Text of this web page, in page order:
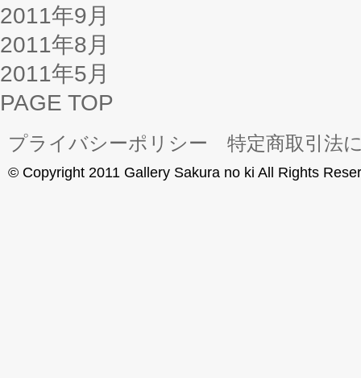
2011年9月
2011年8月
2011年5月
PAGE TOP
プライバシーポリシー 特定商取引法
© Copyright 2011 Gallery Sakura no ki All Rights